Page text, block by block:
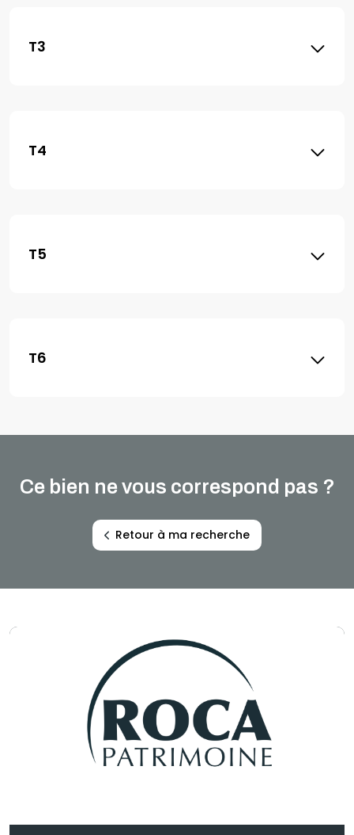
T3
T4
T5
T6
Ce bien ne vous correspond pas ?
Retour à ma recherche